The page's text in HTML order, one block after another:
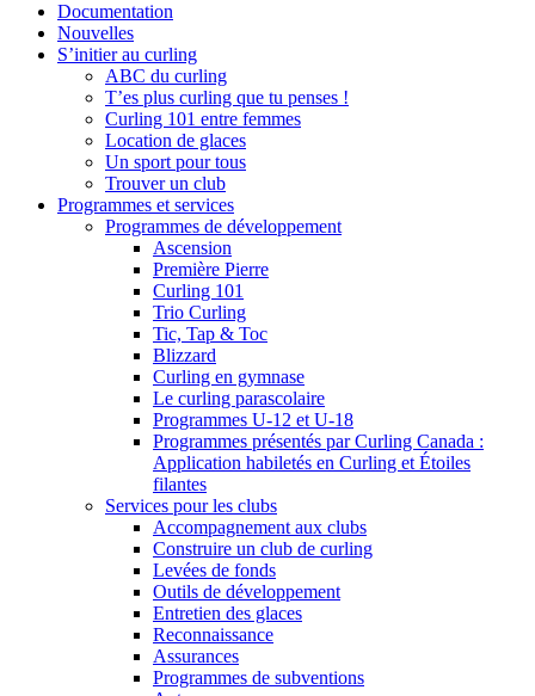
Documentation
Nouvelles
S’initier au curling
ABC du curling
T’es plus curling que tu penses !
Curling 101 entre femmes
Location de glaces
Un sport pour tous
Trouver un club
Programmes et services
Programmes de développement
Ascension
Première Pierre
Curling 101
Trio Curling
Tic, Tap & Toc
Blizzard
Curling en gymnase
Le curling parascolaire
Programmes U-12 et U-18
Programmes présentés par Curling Canada :
Application habiletés en Curling et Étoiles
filantes
Services pour les clubs
Accompagnement aux clubs
Construire un club de curling
Levées de fonds
Outils de développement
Entretien des glaces
Reconnaissance
Assurances
Programmes de subventions